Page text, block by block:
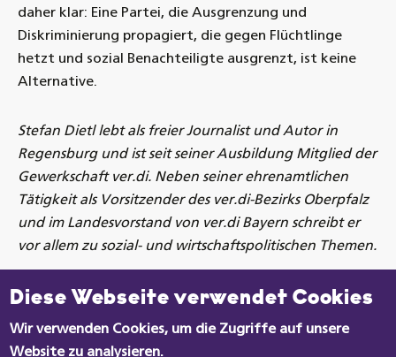
daher klar: Eine Partei, die Ausgrenzung und
Diskriminierung propagiert, die gegen Flüchtlinge
hetzt und sozial Benachteiligte ausgrenzt, ist keine
Alternative.
Stefan Dietl lebt als freier Journalist und Autor in
Regensburg und ist seit seiner Ausbildung Mitglied der
Gewerkschaft ver.di. Neben seiner ehrenamtlichen
Tätigkeit als Vorsitzender des ver.di-Bezirks Oberpfalz
und im Landesvorstand von ver.di Bayern schreibt er
vor allem zu sozial- und wirtschaftspolitischen Themen.
DruckenTeilen
Datenschutzeinstellungen
Diese Webseite verwendet Cookies
Wir verwenden Cookies, um die Zugriffe auf unsere
Website zu analysieren.